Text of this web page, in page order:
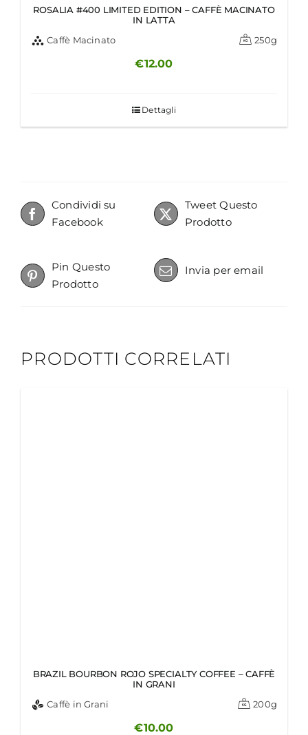
ROSALIA #400 LIMITED EDITION – CAFFÈ MACINATO
IN LATTA
Caffè Macinato
250g
€12.00
Dettagli
Condividi su
Facebook
Tweet Questo
Prodotto
Pin Questo
Prodotto
Invia per email
PRODOTTI CORRELATI
BRAZIL BOURBON ROJO SPECIALTY COFFEE – CAFFÈ
IN GRANI
Caffè in Grani
200g
€10.00